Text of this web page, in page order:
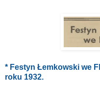
* Festyn Łemkowski we
roku 1932.